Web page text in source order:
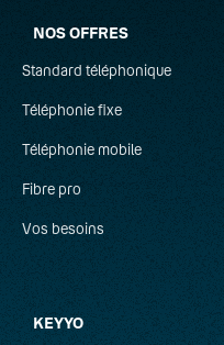
NOS OFFRES
Standard téléphonique
Téléphonie fixe
Téléphonie mobile
Fibre pro
Vos besoins
KEYYO